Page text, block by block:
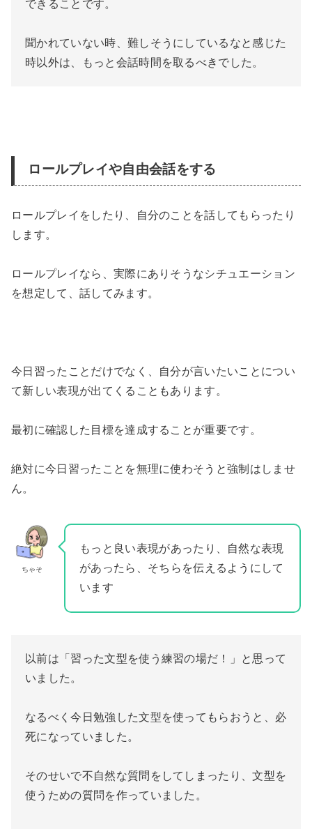
できることです。
聞かれていない時、難しそうにしているなと感じた
時以外は、もっと会話時間を取るべきでした。
ロールプレイや自由会話をする
ロールプレイをしたり、自分のことを話してもらったり
します。
ロールプレイなら、実際にありそうなシチュエーション
を想定して、話してみます。
今日習ったことだけでなく、自分が言いたいことについ
て新しい表現が出てくることもあります。
最初に確認した目標を達成することが重要です。
絶対に今日習ったことを無理に使わそうと強制はしませ
ん。
ちゃそ
もっと良い表現があったり、自然な表現
があったら、そちらを伝えるようにして
います
以前は「習った文型を使う練習の場だ！」と思って
いました。
なるべく今日勉強した文型を使ってもらおうと、必
死になっていました。
そのせいで不自然な質問をしてしまったり、文型を
使うための質問を作っていました。